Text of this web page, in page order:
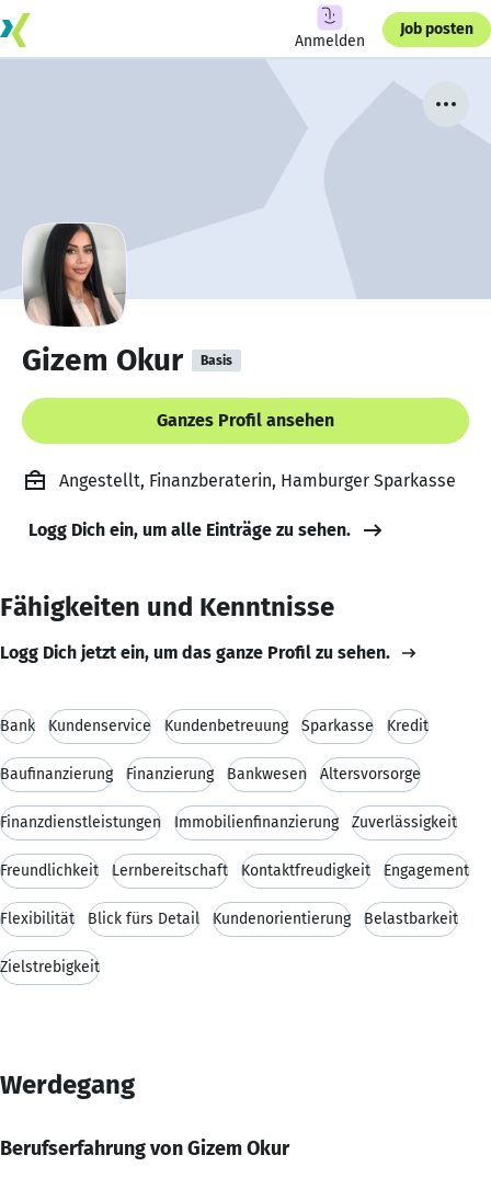
Anmelden
Job posten
Gizem Okur Basis
Ganzes Profil ansehen
Angestellt, Finanzberaterin, Hamburger Sparkasse
Logg Dich ein, um alle Einträge zu sehen.
Fähigkeiten und Kenntnisse
Logg Dich jetzt ein, um das ganze Profil zu sehen.
Bank Kundenservice Kundenbetreuung Sparkasse Kredit
Baufinanzierung Finanzierung Bankwesen Altersvorsorge
Finanzdienstleistungen Immobilienfinanzierung Zuverlässigkeit
Freundlichkeit Lernbereitschaft Kontaktfreudigkeit Engagement
Flexibilität Blick fürs Detail Kundenorientierung Belastbarkeit
Zielstrebigkeit
Werdegang
Berufserfahrung von Gizem Okur